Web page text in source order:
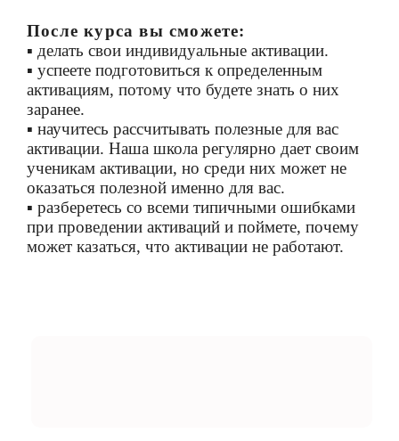
После курса вы сможете:
▪ делать свои индивидуальные активации.
▪ успеете подготовиться к определенным
активациям, потому что будете знать о них
заранее.
▪ научитесь рассчитывать полезные для вас
активации. Наша школа регулярно дает своим
ученикам активации, но среди них может не
оказаться полезной именно для вас.
▪ разберетесь со всеми типичными ошибками
при проведении активаций и поймете, почему
может казаться, что активации не работают.